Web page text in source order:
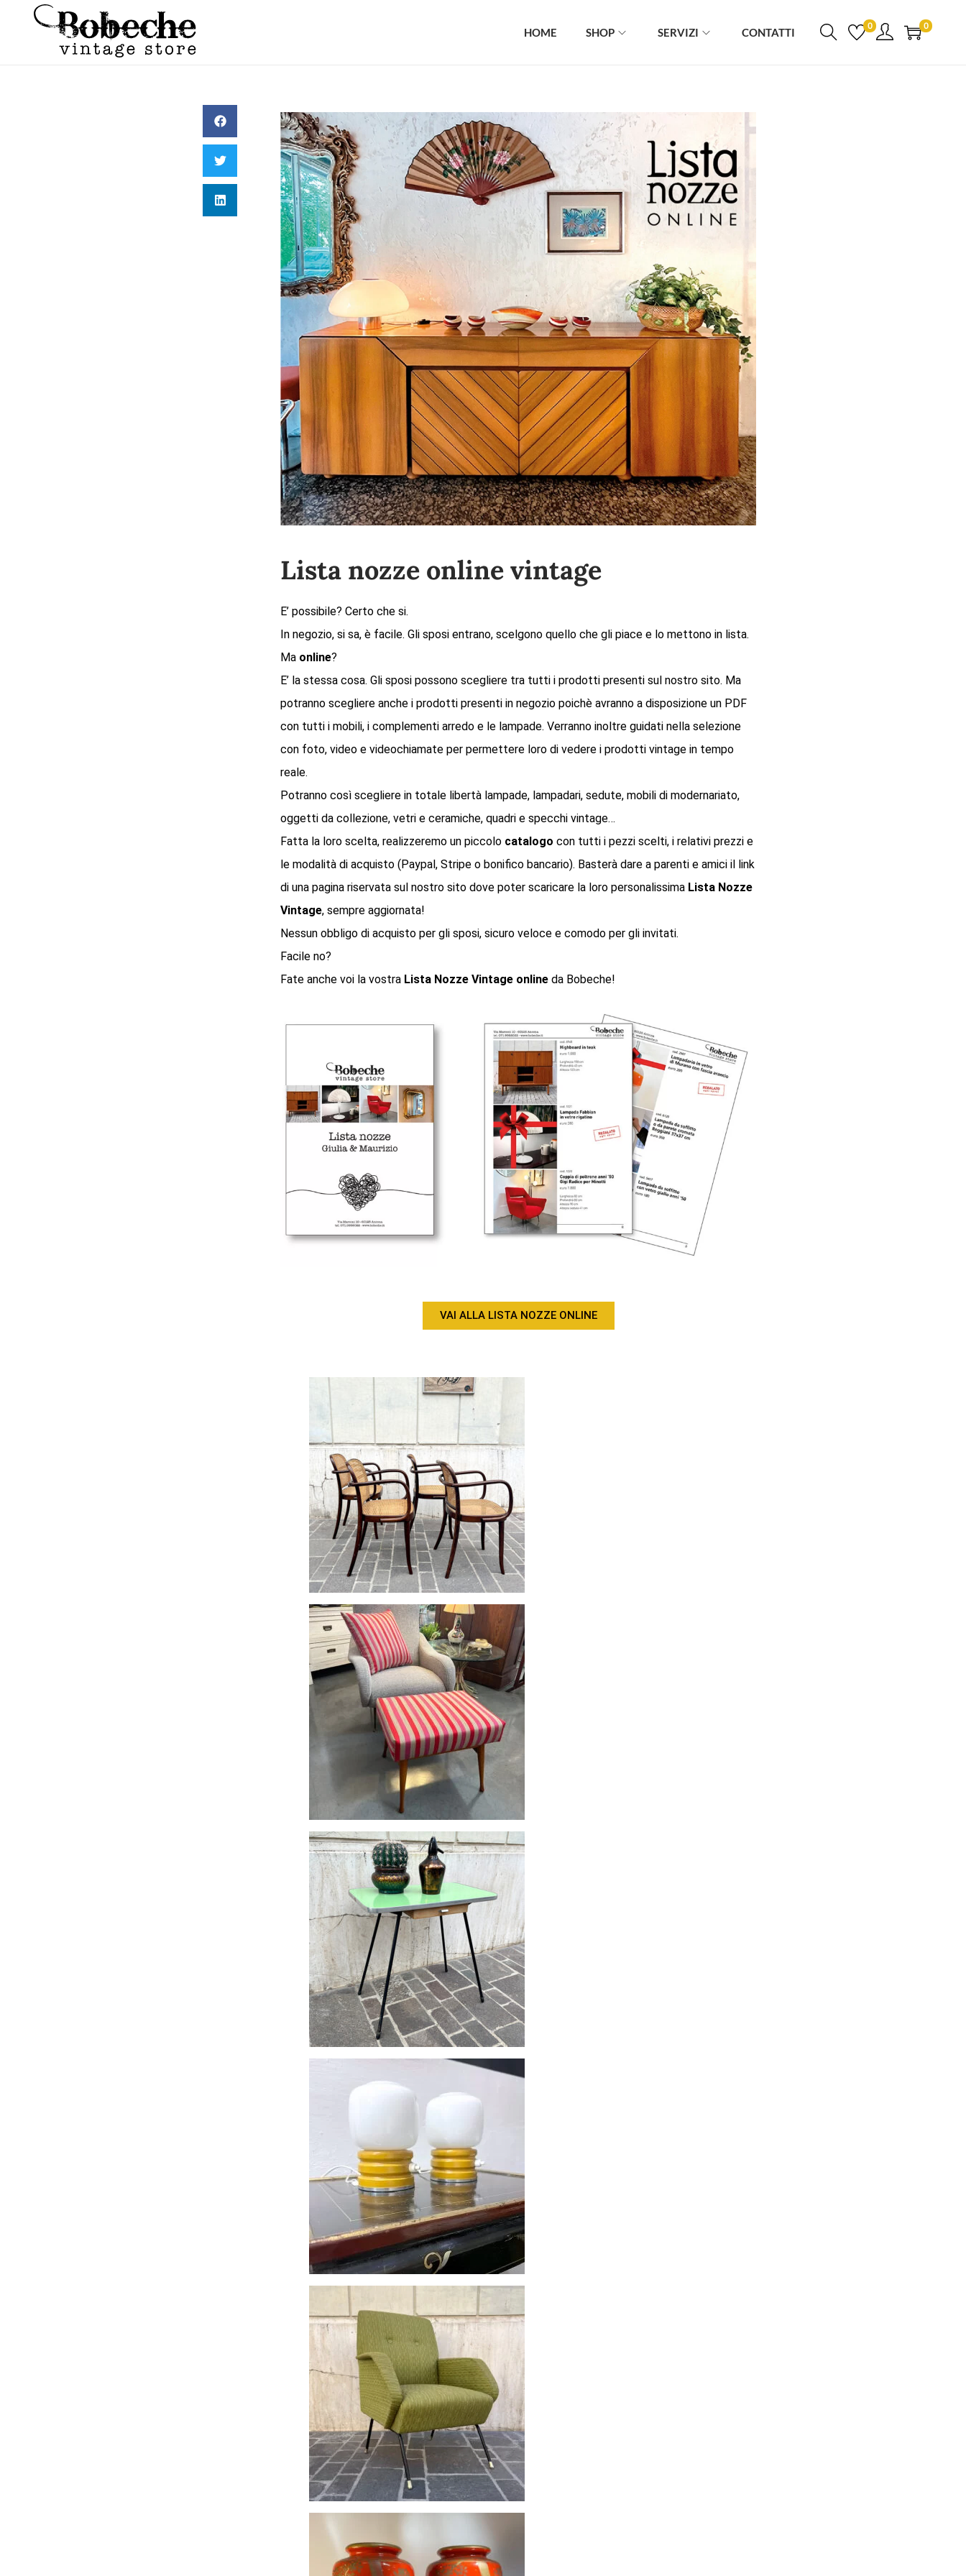
HOME SHOP SERVIZI CONTATTI 0 0
Lista nozze online vintage
E’ possibile? Certo che si.
In negozio, si sa, è facile. Gli sposi entrano, scelgono quello che gli piace e lo mettono in lista.
Ma online?
E’ la stessa cosa. Gli sposi possono scegliere tra tutti i prodotti presenti sul nostro sito. Ma
potranno scegliere anche i prodotti presenti in negozio poichè avranno a disposizione un PDF
con tutti i mobili, i complementi arredo e le lampade. Verranno inoltre guidati nella selezione
con foto, video e videochiamate per permettere loro di vedere i prodotti vintage in tempo
reale.
Potranno così scegliere in totale libertà lampade, lampadari, sedute, mobili di modernariato,
oggetti da collezione, vetri e ceramiche, quadri e specchi vintage…
Fatta la loro scelta, realizzeremo un piccolo catalogo con tutti i pezzi scelti, i relativi prezzi e
le modalità di acquisto (Paypal, Stripe o bonifico bancario). Basterà dare a parenti e amici il link
di una pagina riservata sul nostro sito dove poter scaricare la loro personalissima Lista Nozze
Vintage, sempre aggiornata!
Nessun obbligo di acquisto per gli sposi, sicuro veloce e comodo per gli invitati.
Facile no?
Fate anche voi la vostra Lista Nozze Vintage online da Bobeche!
VAI ALLA LISTA NOZZE ONLINE